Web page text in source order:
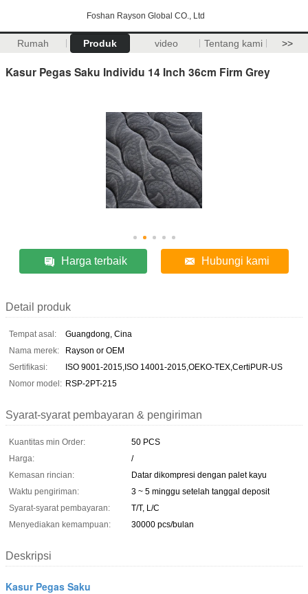
Foshan Rayson Global CO., Ltd
Rumah Produk video Tentang kami >>
Kasur Pegas Saku Individu 14 Inch 36cm Firm Grey
Harga terbaik Hubungi kami
Detail produk
Tempat asal:
Guangdong, Cina
Nama merek:
Rayson or OEM
Sertifikasi:
ISO 9001-2015,ISO 14001-2015,OEKO-TEX,CertiPUR-US
Nomor model: RSP-2PT-215
Syarat-syarat pembayaran & pengiriman
Kuantitas min Order:
50 PCS
Harga:
/
Kemasan rincian:
Datar dikompresi dengan palet kayu
Waktu pengiriman:
3 ~ 5 minggu setelah tanggal deposit
Syarat-syarat pembayaran:
T/T, L/C
Menyediakan kemampuan:
30000 pcs/bulan
Deskripsi
Kasur Pegas Saku